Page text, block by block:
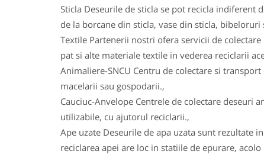
Sticla Deseurile de sticla se pot recicla indiferent
de la borcane din sticla, vase din sticla,
Textile Partenerii nostri ofera servicii de
pat si alte materiale textile in vederea reciclarii
Animaliere-SNCU Centru de colectare si
macelarii sau gospodarii.,
Cauciuc-Anvelope Centrele de colectare deseuri
utilizabile, cu ajutorul reciclarii.,
Ape uzate Deseurile de apa uzata sunt rezultate
reciclarea apei are loc in statiile de epurare,